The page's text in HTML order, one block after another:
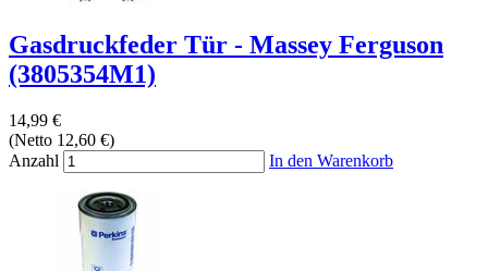
Gasdruckfeder Tür - Massey Ferguson
(3805354M1)
14,99 €
(Netto 12,60 €)
Anzahl
In den Warenkorb